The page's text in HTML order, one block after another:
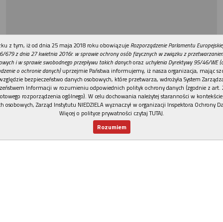
REKLAMA
z tym, iż od dnia 25 maja 2018 roku obowiązuje Rozporządzenie Parlamentu
679 z dnia 27 kwietnia 2016r. w sprawie ochrony osób fizycznych w związku z
i w sprawie swobodnego przepływu takich danychoraz uchylenia Dyrektywy 95/46/WE
o ochronie danych)uprzejmie Państwa informujemy, iż nasza organizacja, mając
bezpieczeństwo danych osobowych, które przetwarza, wdrożyła System
Informacji w rozumieniu odpowiednich polityk ochrony danych (zgodnie z art.
rozporządzenia ogólnego). W celu dochowania należytej staranności w
osobowych, Zarząd Instytutu NIEDZIELA wyznaczył w organizacji Inspektora Ochrony
Więcej o polityce prywatności czytaj TUTAJ.
Rozumiem